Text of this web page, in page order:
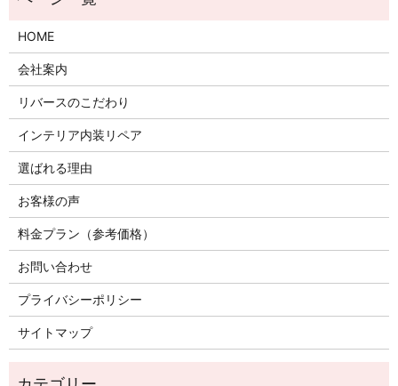
HOME
会社案内
リバースのこだわり
インテリア内装リペア
選ばれる理由
お客様の声
料金プラン（参考価格）
お問い合わせ
プライバシーポリシー
サイトマップ